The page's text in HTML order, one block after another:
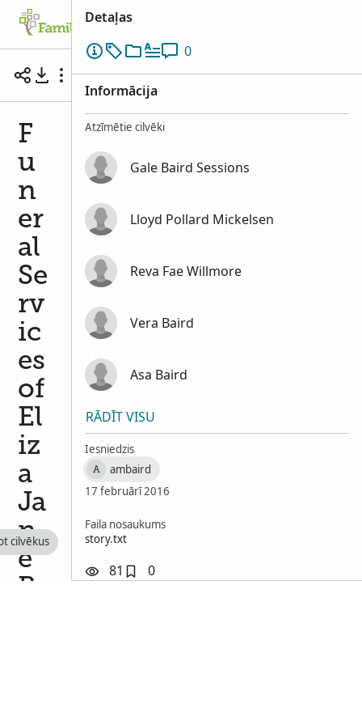
Funeral Services of Eliza Jane Baird Sessions
F
u
n
er
al
Se
rv
ic
es
of
El
iz
a
Ja
n
e
B
cilvēkus
Detaļas
0
Informācija
Atzīmētie cilvēki
Gale Baird Sessions
Lloyd Pollard Mickelsen
Reva Fae Willmore
Vera Baird
Asa Baird
RĀDĪT VISU
Iesniedzis
A
ambaird
17 februārī 2016
Faila nosaukums
story.txt
81 0